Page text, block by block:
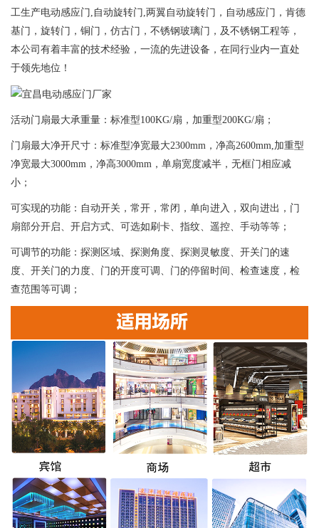
工生产电动感应门,自动旋转门,两翼自动旋转门，自动感应门，肯德
基门，旋转门，铜门，仿古门，不锈钢玻璃门，及不锈钢工程等，
本公司有着丰富的技术经验，一流的先进设备，在同行业内一直处
于领先地位！
活动门扇最大承重量：标准型100KG/扇，加重型200KG/扇；
门扇最大净开尺寸：标准型净宽最大2300mm，净高2600mm,加重型
净宽最大3000mm，净高3000mm，单扇宽度减半，无框门相应减
小；
可实现的功能：自动开关，常开，常闭，单向进入，双向进出，门
扇部分开启、开启方式、可选如刷卡、指纹、遥控、手动等等；
可调节的功能：探测区域、探测角度、探测灵敏度、开关门的速
度、开关门的力度、门的开度可调、门的停留时间、检查速度，检
查范围等可调；